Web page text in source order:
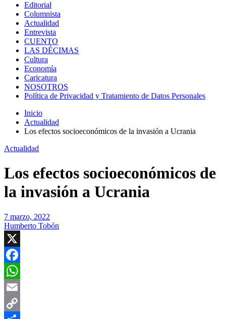
Editorial
Columnista
Actualidad
Entrevista
CUENTO
LAS DÉCIMAS
Cultura
Economía
Caricatura
NOSOTROS
Política de Privacidad y Tratamiento de Datos Personales
Inicio
Actualidad
Los efectos socioeconómicos de la invasión a Ucrania
Actualidad
Los efectos socioeconómicos de
la invasión a Ucrania
7 marzo, 2022
Humberto Tobón
X
Facebook
WhatsApp
Email